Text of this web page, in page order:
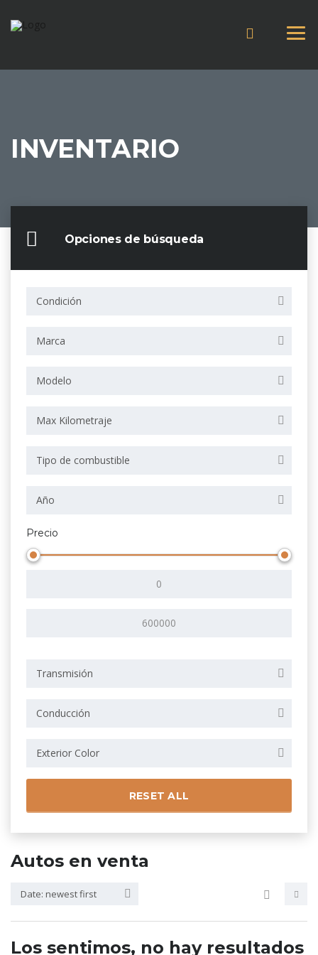
INVENTARIO
Opciones de búsqueda
Condición
Marca
Modelo
Max Kilometraje
Tipo de combustible
Año
Precio
Transmisión
Conducción
Exterior Color
RESET ALL
Autos en venta
Date: newest first
Los sentimos, no hay resultados